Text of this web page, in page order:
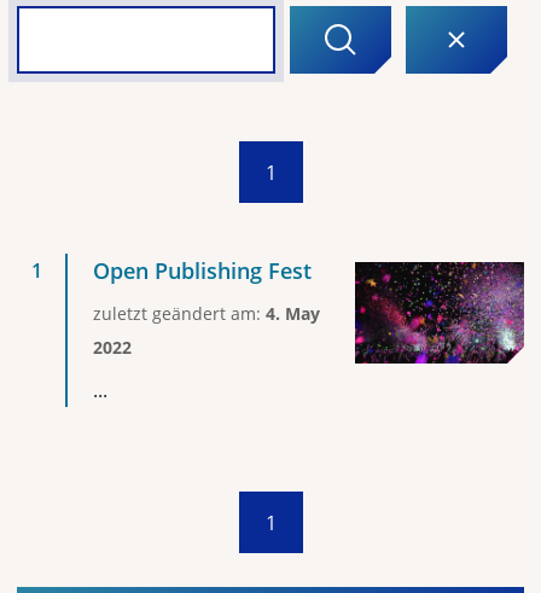
1
Open Publishing Fest
zuletzt geändert am: 4. May
2022
...
1